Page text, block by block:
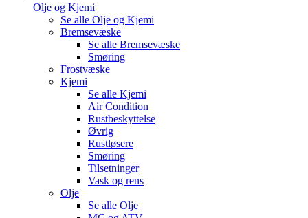
Olje og Kjemi
Se alle Olje og Kjemi
Bremsevæske
Se alle Bremsevæske
Smøring
Frostvæske
Kjemi
Se alle Kjemi
Air Condition
Rustbeskyttelse
Øvrig
Rustløsere
Smøring
Tilsetninger
Vask og rens
Olje
Se alle Olje